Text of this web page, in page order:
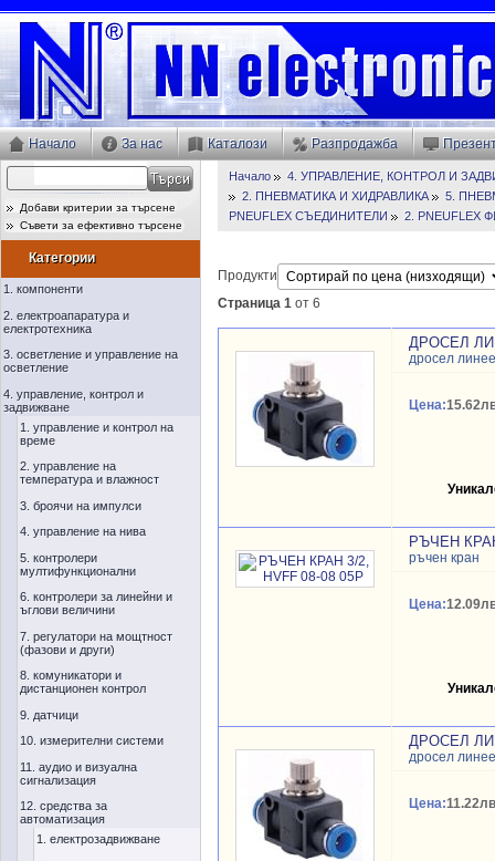
Начало За нас Каталози Разпродажба
Добави критерии за търсене
Съвети за ефективно търсене
Категории
1. компоненти
2. електроапаратура и
електротехника
3. осветление и управление на
осветление
4. управление, контрол и
задвижване
1. управление и контрол на
време
2. управление на
температура и влажност
3. броячи на импулси
4. управление на нива
5. контролери
мултифункционални
6. контролери за линейни и
ъглови величини
7. регулатори на мощтност
(фазови и други)
8. комуникатори и
дистанционен контрол
9. датчици
10. измерителни системи
11. аудио и визуална
сигнализация
12. средства за
автоматизация
1. електрозадвижване
Начало
4. УПРАВЛЕНИЕ, КОНТРОЛ И
2. ПНЕВМАТИКА И ХИДРАВЛИКА
5.
PNEUFLEX СЪЕДИНИТЕЛИ
2. PNEUFLEX
Продукти
Страница 1 от 6
ДРОСЕЛ
дросел
Цена:
РЪЧЕН
ръчен кран
Цена:
ДРОСЕЛ
дросел
Цена: